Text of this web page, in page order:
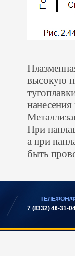
высокую
При
а при
быть
ТЕЛЕФОН/
7 (8332) 46-31-